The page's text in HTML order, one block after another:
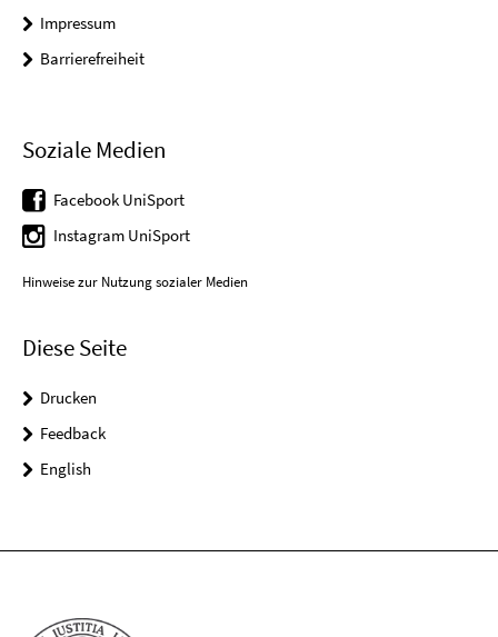
Impressum
Barrierefreiheit
Soziale Medien
Facebook UniSport
Instagram UniSport
Hinweise zur Nutzung sozialer Medien
Diese Seite
Drucken
Feedback
English